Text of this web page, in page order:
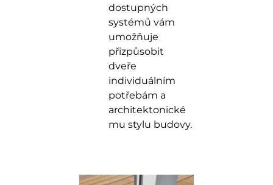
dostupných
systémů vám
umožňuje
přizpůsobit
dveře
individuálním
potřebám a
architektonické
mu stylu budovy.